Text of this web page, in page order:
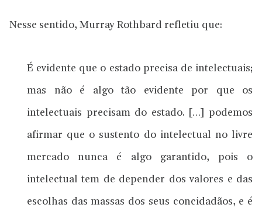
Nesse sentido, Murray Rothbard refletiu que:
É evidente que o estado precisa de intelectuais;
mas não é algo tão evidente por que os
intelectuais precisam do estado. […] podemos
afirmar que o sustento do intelectual no livre
mercado nunca é algo garantido, pois o
intelectual tem de depender dos valores e das
escolhas das massas dos seus concidadãos, e é